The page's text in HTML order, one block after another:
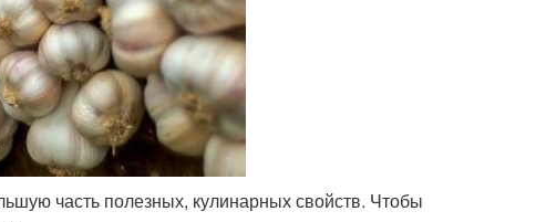
часть полезных, кулинарных свойств. Чтобы